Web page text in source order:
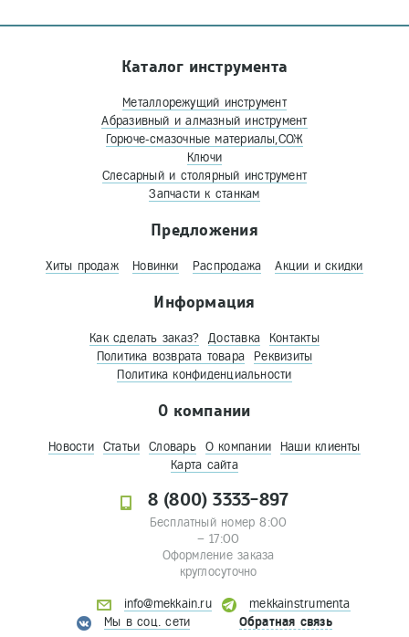
Каталог инструмента
Металлорежущий инструмент
Абразивный и алмазный инструмент
Горюче-смазочные материалы,СОЖ
Ключи
Слесарный и столярный инструмент
Запчасти к станкам
Предложения
Хиты продаж Новинки Распродажа Акции и скидки
Информация
Как сделать заказ? Доставка
Контакты
Политика возврата товара
Реквизиты
Политика конфиденциальности
О компании
Новости Статьи Словарь О компании
Наши клиенты
Карта сайта
8 (800) 3333-897
Бесплатный номер 8:00
– 17:00
Оформление заказа
круглосуточно
info@mekkain.ru
mekkainstrumenta
Мы в соц. сети
Обратная связь